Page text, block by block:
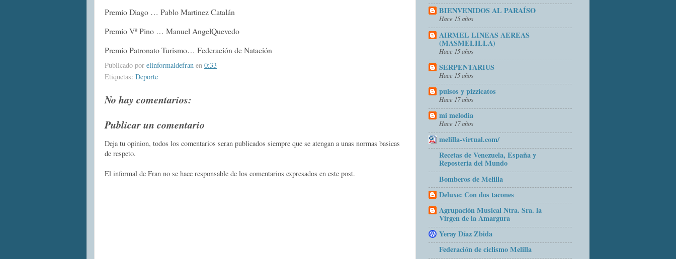
Premio Diago … Pablo Martinez Catalán
Premio Vº Pino … Manuel AngelQuevedo
Premio Patronato Turismo… Federación de Natación
Publicado por elinformaldefran en 0:33
Etiquetas: Deporte
No hay comentarios:
Publicar un comentario
Deja tu opinion, todos los comentarios seran publicados siempre que se atengan a unas normas basicas
de respeto.
El informal de Fran no se hace responsable de los comentarios expresados en este post.
BIENVENIDOS AL PARAÍSO
Hace 15 años
AIRMEL LINEAS AEREAS
(MASMELILLA)
Hace 15 años
SERPENTARIUS
Hace 15 años
pulsos y pizzicatos
Hace 17 años
mi melodia
Hace 17 años
melilla-virtual.com/
Recetas de Venezuela, España y
Reposteria del Mundo
Bomberos de Melilla
Deluxe: Con dos tacones
Agrupación Musical Ntra. Sra. la
Virgen de la Amargura
Yeray Díaz Zbida
Federación de ciclismo Melilla